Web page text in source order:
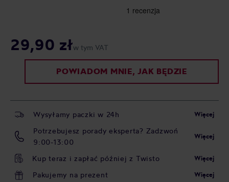
29,90 złw tym VAT
POWIADOM MNIE, JAK BĘDZIE
Wysyłamy paczki w 24h Więcej
Potrzebujesz porady eksperta? Zadzwoń
9:00-13:00
Więcej
Kup teraz i zapłać później z Twisto Więcej
Pakujemy na prezent Więcej